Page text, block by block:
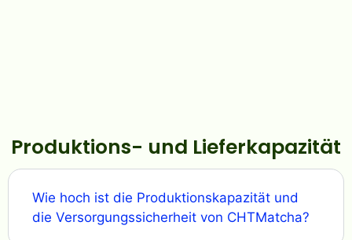
Produktions- und Lieferkapazität
Wie hoch ist die Produktionskapazität und
die Versorgungssicherheit von CHTMatcha?